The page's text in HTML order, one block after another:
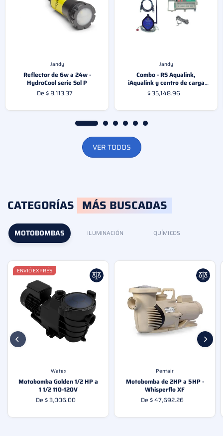
Jandy
Reflector de 6w a 24w -
HydroCool serie Sol P
De $ 8,113.37
Jandy
Combo - RS Aqualink,
iAqualink y centro de carga
iQ904-P
$ 35,148.96
VER TODOS
CATEGORÍAS MÁS BUSCADAS
MOTOBOMBAS ILUMINACIÓN QUÍMICOS
ENVIÓ EXPRÉS
Watex
Motobomba Golden 1/2 HP a
1 1/2 110-120V
De $ 3,006.00
Pentair
Motobomba de 2HP a 5HP -
Whisperflo XF
De $ 47,692.26